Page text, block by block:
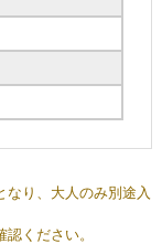
なり、大人のみ別途入
ください。